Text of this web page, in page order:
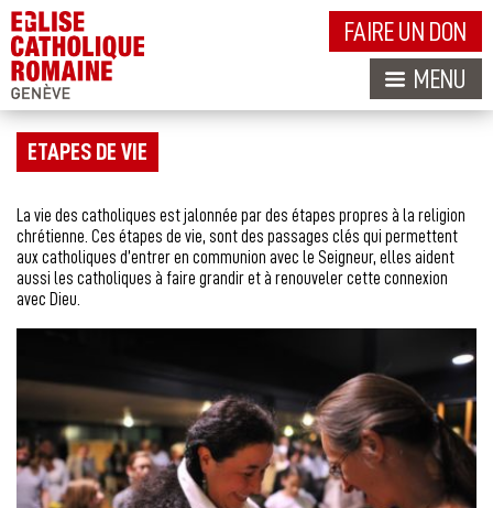
FAIRE UN DON
MENU
ETAPES DE VIE
La vie des catholiques est jalonnée par des étapes propres à la religion
chrétienne. Ces étapes de vie, sont des passages clés qui permettent
aux catholiques d’entrer en communion avec le Seigneur, elles aident
aussi les catholiques à faire grandir et à renouveler cette connexion
avec Dieu.